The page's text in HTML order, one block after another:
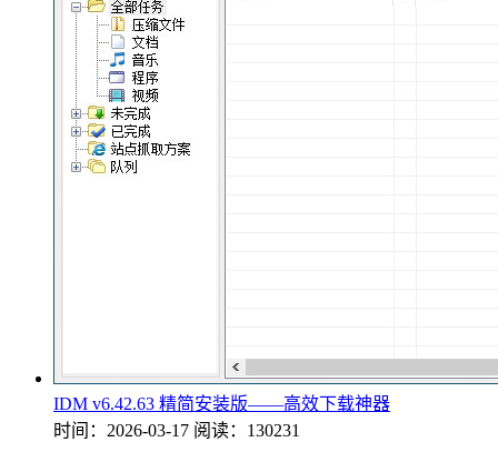
IDM v6.42.63 精简安装版——高效下载神器
时间：2026-03-17 阅读：130231